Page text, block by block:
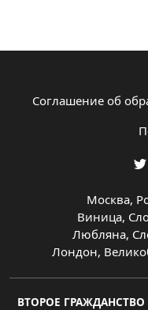
Соглашение об
Москва,
Виница,
Любляна,
Лондон,
ВТОРОЕ ГРАЖДАНСТВО